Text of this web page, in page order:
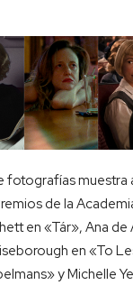
fotografías muestra
de la
en «Tár», Ana de
en «To
y Michelle